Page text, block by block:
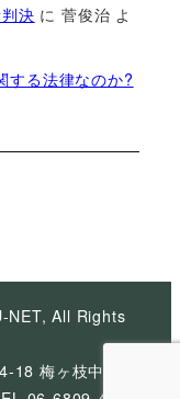
決 に菅俊治 よ
する法律なのか?
NET, All Rights
18 梅ヶ枝中央ビ